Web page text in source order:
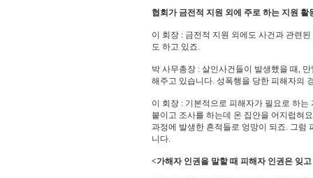
협회가 금전적 지원 외에 주로 하는 지원 활
이 회장 : 금전적 지원 외에도 사건과 관련
도 하고 있죠.
박 사무총장 : 살인사건들이 발생했을 때,
해주고 있습니다. 성폭행을 당한 피해자의
이 회장 : 기본적으로 피해자가 필요로 하
붙이고 조사를 하는데 온 집안을 어지럽혀
과정에 발생한 흔적들로 엉망이 되죠. 그럼
니다.
<가해자 인권을 말할 때 피해자 인권은 잊